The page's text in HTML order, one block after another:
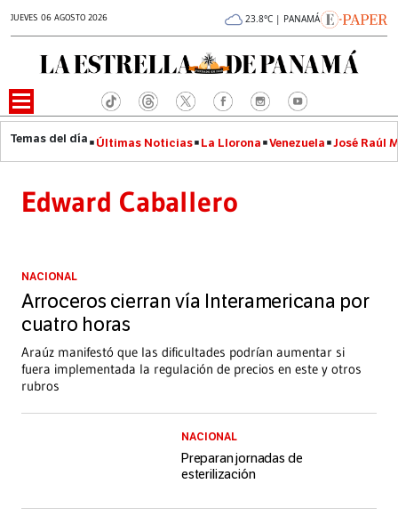
JUEVES 06 AGOSTO 2026 23.8°C | PANAMÁ
Últimas Noticias La Llorona Venezuela José Raúl
Edward Caballero
NACIONAL
Arroceros cierran vía Interamericana por
cuatro horas
Araúz manifestó que las dificultades podrían aumentar si
fuera implementada la regulación de precios en este y otros
rubros
NACIONAL
Preparan jornadas de
esterilización